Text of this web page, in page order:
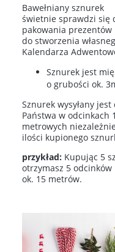
Bawełniany sznurek
świetnie sprawdzi się
pakowania prezentów
do stworzenia
Kalendarza
Sznurek jest
o grubości ok.
Sznurek wysyłany jest
Państwa w odcinkach
metrowych
ilości kupionego
przykład: Kupując 5
otrzymasz 5 odcinków
ok. 15 metrów.